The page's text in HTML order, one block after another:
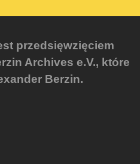
przedsięwzięciem
Archives e.V., które
Berzin.